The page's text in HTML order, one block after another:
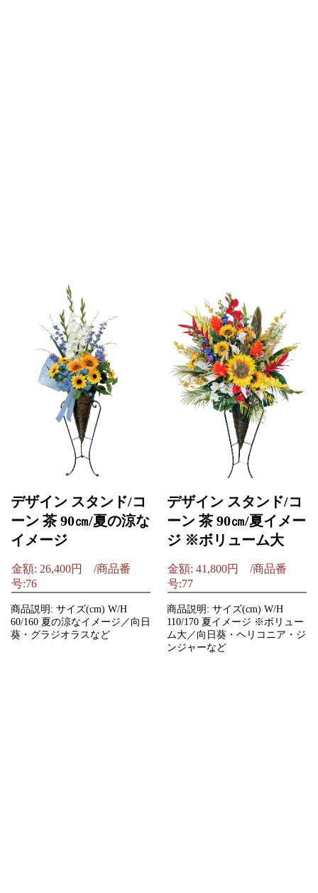
デザイン スタンド/コ
ーン 茶 90㎝/夏の涼な
イメージ
金額: 26,400円 /商品番
号:76
商品説明: サイズ(cm) W/H
60/160 夏の涼なイメージ／向日
葵・グラジオラスなど
デザイン スタンド/コ
ーン 茶 90㎝/夏イメー
ジ ※ボリューム大
金額: 41,800円 /商品番
号:77
商品説明: サイズ(cm) W/H
110/170 夏イメージ ※ボリュー
ム大／向日葵・ヘリコニア・ジ
ンジャーなど